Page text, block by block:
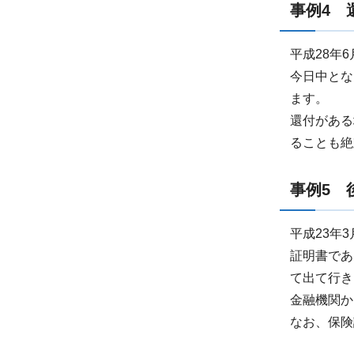
事例4
平成28年6
今日中と
ます。
還付があ
ることも
事例5
平成23年3
証明書で
て出て行
金融機関
なお、保